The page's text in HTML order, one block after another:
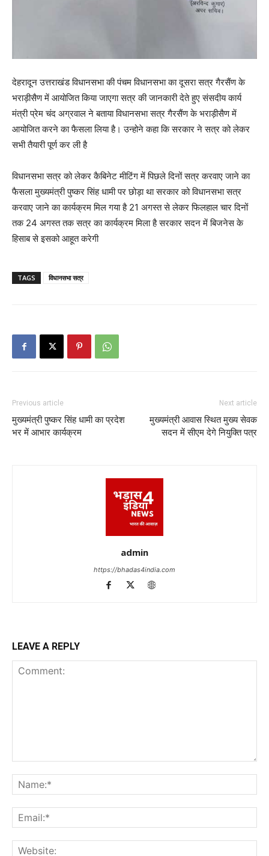
देहरादून उत्तराखंड विधानसभा की पंचम विधानसभा का दूसरा सत्र गैरसैंण के
भराड़ीसैण में आयोजित किया जाएगा सत्र की जानकारी देते हुए संसदीय कार्य
मंत्री प्रेम चंद अग्रवाल ने बताया विधानसभा सत्र गैरसैंण के भराड़ीसैण में
आयोजित करने का फैसला लिया है। उन्होने कहा कि सरकार ने सत्र को लेकर
सभी तैयारी पूर्ण कर ली है
विधानसभा सत्र को लेकर कैबिनेट मीटिंग में पिछले दिनों सत्र करवाए जाने का
फैसला मुख्यमंत्री पुष्कर सिंह धामी पर छोड़ा था सरकार को विधानसभा सत्र
करवाए जाने का कार्यक्रम मिल गया है 21 अगस्त से लेकर फिलहाल चार दिनों
तक 24 अगस्त तक सत्र का कार्यक्रम मिला है सरकार सदन में बिजनेस के
हिसाब से इसको आहूत करेगी
TAGS विधानसभा सत्र
Previous article
मुख्यमंत्री पुष्कर सिंह धामी का प्रदेश
भर में आभार कार्यक्रम
Next article
मुख्यमंत्री आवास स्थित मुख्य सेवक
सदन में सीएम देगे नियुक्ति पत्र
admin
https://bhadas4india.com
LEAVE A REPLY